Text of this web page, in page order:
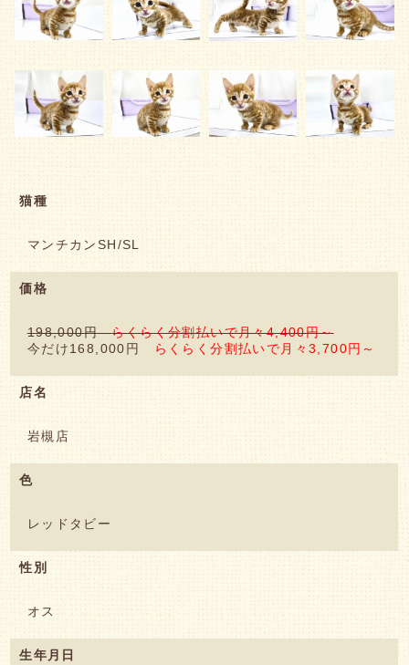
猫種
マンチカンSH/SL
価格
198,000円らくらく分割払いで月々4,400円～
今だけ168,000円
らくらく分割払いで月々3,700円～
店名
岩槻店
色
レッドタビー
性別
オス
生年月日